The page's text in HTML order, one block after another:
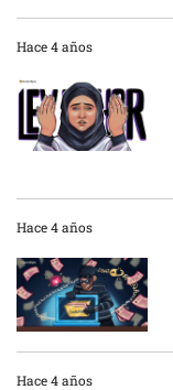
Hace 4 años
Hace 4 años
Hace 4 años